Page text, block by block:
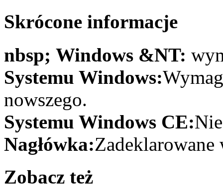
Skrócone informacje
nbsp; Windows &NT:
Systemu Windows:
nowszego.
Systemu Windows CE:
Nagłówka:
Zobacz też